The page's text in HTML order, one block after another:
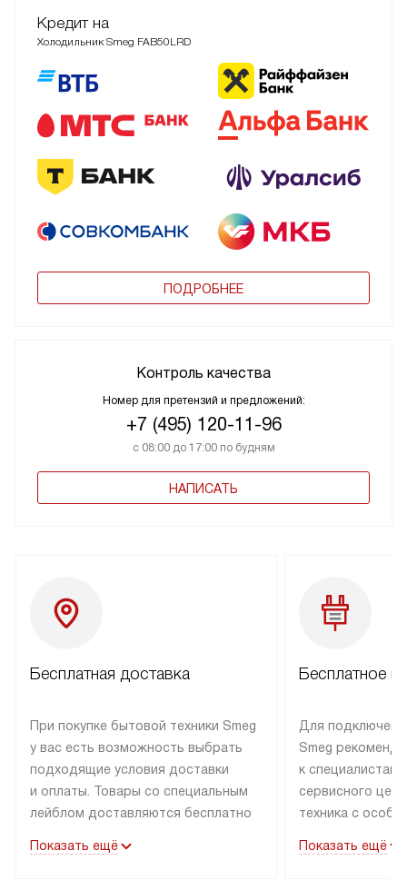
Кредит на
Холодильник Smeg FAB50LRD
ПОДРОБНЕЕ
Контроль качества
Номер для претензий и предложений:
+7 (495) 120-11-96
с 08:00 до 17:00 по будням
НАПИСАТЬ
Бесплатная доставка
При покупке бытовой техники Smeg
у вас есть возможность выбрать
подходящие условия доставки
и оплаты. Товары со специальным
лейблом доставляются бесплатно
до подъезда. Доставка за пределы
Показать ещё
Бесплатное
Для
Smeg
к специалистам
сервисного
техника с
коммуникациям.
Показать ещё